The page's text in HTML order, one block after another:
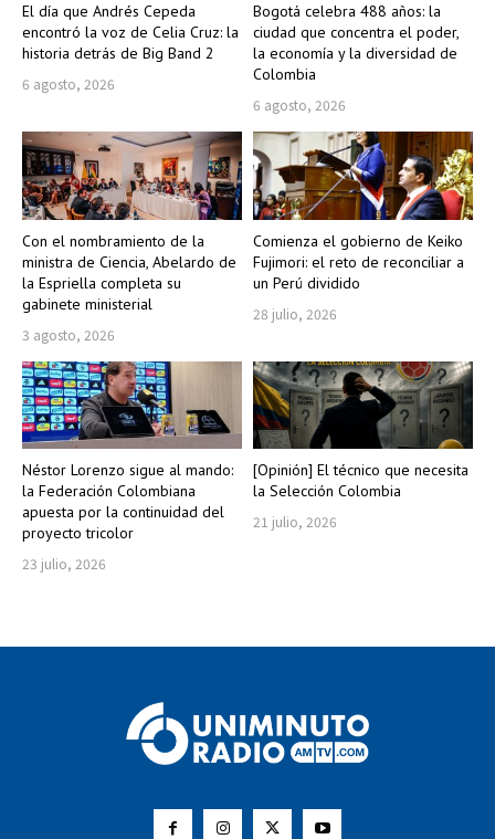
El día que Andrés Cepeda
encontró la voz de Celia Cruz: la
historia detrás de Big Band 2
6 agosto, 2026
Bogotá celebra 488 años: la
ciudad que concentra el poder,
la economía y la diversidad de
Colombia
6 agosto, 2026
Con el nombramiento de la
ministra de Ciencia, Abelardo de
la Espriella completa su
gabinete ministerial
3 agosto, 2026
Comienza el gobierno de Keiko
Fujimori: el reto de reconciliar a
un Perú dividido
28 julio, 2026
Néstor Lorenzo sigue al mando:
la Federación Colombiana
apuesta por la continuidad del
proyecto tricolor
23 julio, 2026
[Opinión] El técnico que necesita
la Selección Colombia
21 julio, 2026